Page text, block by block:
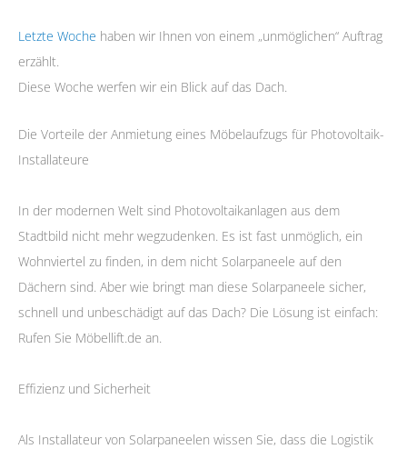
Letzte Woche haben wir Ihnen von einem „unmöglichen“ Auftrag
erzählt.
Diese Woche werfen wir ein Blick auf das Dach.
Die Vorteile der Anmietung eines Möbelaufzugs für Photovoltaik-
Installateure
In der modernen Welt sind Photovoltaikanlagen aus dem
Stadtbild nicht mehr wegzudenken. Es ist fast unmöglich, ein
Wohnviertel zu finden, in dem nicht Solarpaneele auf den
Dächern sind. Aber wie bringt man diese Solarpaneele sicher,
schnell und unbeschädigt auf das Dach? Die Lösung ist einfach:
Rufen Sie Möbellift.de an.
Effizienz und Sicherheit
Als Installateur von Solarpaneelen wissen Sie, dass die Logistik